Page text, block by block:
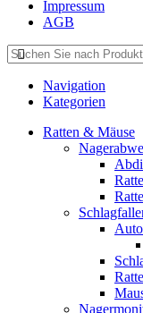
Impressum
AGB
Navigation
Kategorien
Ratten & Mäuse